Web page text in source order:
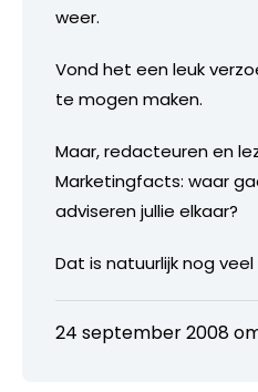
weer.
Vond het een leuk
te mogen maken.
Maar, redacteuren en
Marketingfacts: waar
adviseren jullie elkaar?
Dat is natuurlijk nog
24 september 2008